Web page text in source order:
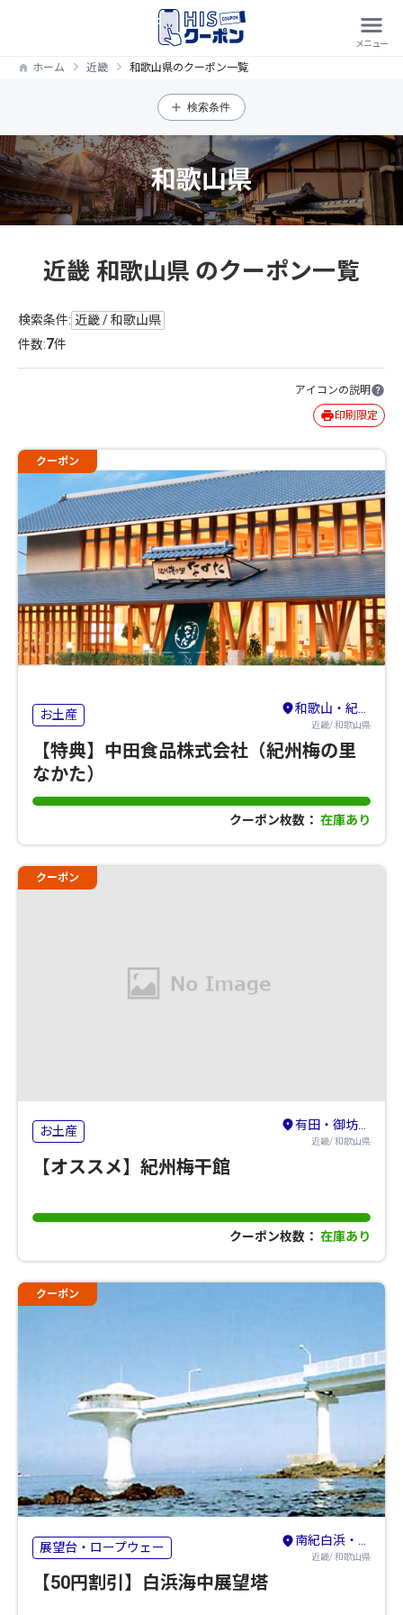
ホーム 近畿 和歌山県のクーポン一覧
検索条件
和歌山県
近畿 和歌山県 のクーポン一覧
検索条件: 近畿 / 和歌山県
件数:7件
アイコンの説明
印刷限定
クーポン
お土産 和歌山・紀の川
近畿/ 和歌山県
【特典】中田食品株式会社（紀州梅の里
なかた）
クーポン枚数： 在庫あり
クーポン
お土産 有田・御坊・日高
近畿/ 和歌山県
【オススメ】紀州梅干館
クーポン枚数： 在庫あり
クーポン
展望台・ロープウェー 南紀白浜・龍神・熊野古道・新宮
近畿/ 和歌山県
【50円割引】白浜海中展望塔